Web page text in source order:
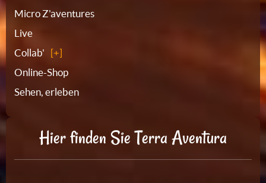
Micro Z'aventures
Live
Collab'
Online-Shop
Sehen, erleben
Hier finden Sie Terra Aventura